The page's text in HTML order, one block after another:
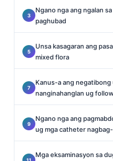
Ngano nga ang ngalan
paghubad
Unsa kasagaran ang
mixed flora
Kanus-a ang
nanginahanglan ug
Ngano nga ang
ug mga catheter
Mga eksaminasyon sa